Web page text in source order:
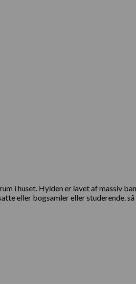
i huset. Hylden er lavet af massiv
eller bogsamler eller studerende.